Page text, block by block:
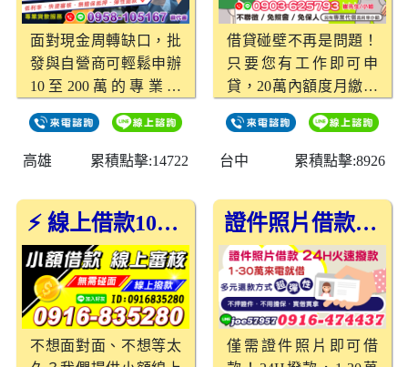
適合需要應急資金的人
士。無論是生活開支、
短期周轉，甚至是突發
事件，只要符合申辦資
格，即可快速核貸。 為
什麼選擇我們的小額借
決資金需求不再困難 相
及擔保的高門檻，我們
的小額借款方案針對信
用瑕疵條件或警示戶提
供更寬鬆的貸款流程，
即使有信用記錄不佳的
問題，您同樣可以獲得
申請資格。 快速審核，
面對現金周轉缺口，批
發與自營商可輕鬆申辦
10至200萬的專業貸
運！
高雄
累積點擊:14722
借貸碰壁不再是問題！
只要您有工作即可申
貸，20萬內額度月繳本
負擔的還款專案。全程
不聯徵、免照會、免保
款。另提供專業代償服
務，幫助降低高利率負
擔，實現財務自由！
台中 累積點擊:8926
⚡ 線上借款10分鐘撥款，無需碰面最方便！
不想面對面、不想等太
證件照片借款，1-30萬火速撥款，超彈性還款！
僅需證件照片即可借